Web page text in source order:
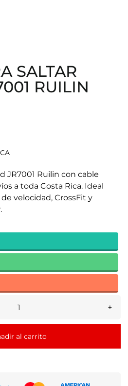
SALTAR
RUILIN
JR7001 Ruilin con cable
a toda Costa Rica. Ideal
velocidad, CrossFit y
+
al carrito